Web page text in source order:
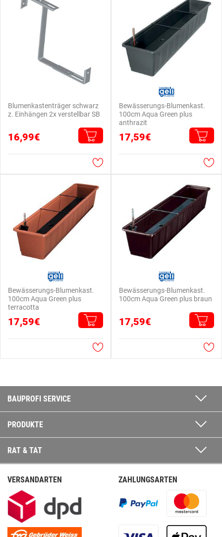
Blumenkastenträger schwarz
z. Einhängen 2x verstellbar SB
16,99€
Bewässerungs-Blumenkast.
100cm Aqua Green plus
anthrazit
17,59€
Bewässerungs-Blumenkast.
100cm Aqua Green plus
terracotta
17,59€
Bewässerungs-Blumenkast.
100cm Aqua Green plus braun
17,59€
BAUPROFI SERVICE
PRODUKTE
RAT & TAT
VERSANDARTEN ZAHLUNGSARTEN